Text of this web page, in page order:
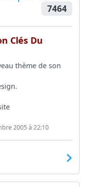
7464
Clés Du
thème de son
2005 à 22:10